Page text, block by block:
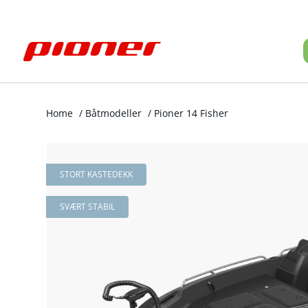
Home / Båtmodeller / Pioner 14 Fisher
STORT KASTEDEKK
SVÆRT STABIL